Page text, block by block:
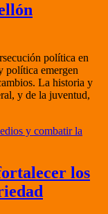
política en
política emergen
La historia y
y de la juventud,
los